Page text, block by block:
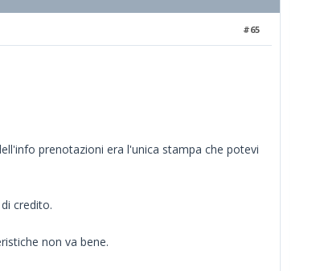
#65
prenotazioni era l'unica stampa che potevi
credito.
non va bene.